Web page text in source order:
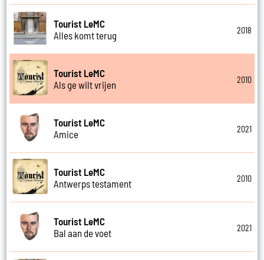
Tourist LeMC
Alles komt terug
2018
Tourist LeMC
Als ge wilt vrijen
2010
Tourist LeMC
Amice
2021
Tourist LeMC
Antwerps testament
2010
Tourist LeMC
Bal aan de voet
2021